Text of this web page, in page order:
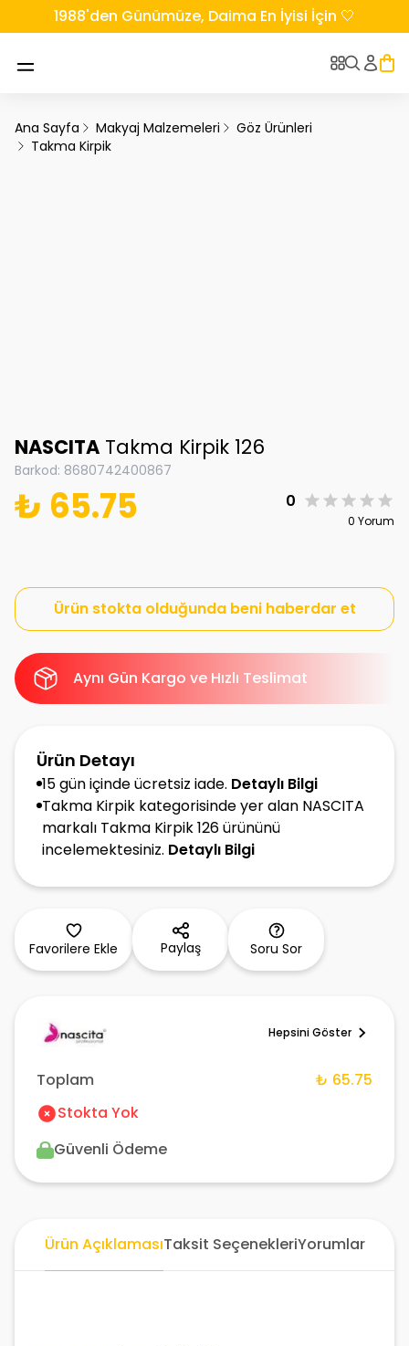
1988'den Günümüze, Daima En İyisi İçin 🤍
Ana Sayfa Makyaj Malzemeleri
Göz Ürünleri
Takma Kirpik
NASCITA Takma Kirpik 126
Barkod: 8680742400867
₺ 65.75 0
0 Yorum
Ürün stokta olduğunda beni haberdar et
Aynı Gün Kargo ve Hızlı Teslimat
Ürün Detayı
15 gün içinde ücretsiz iade. Detaylı Bilgi
Takma Kirpik kategorisinde yer alan NASCITA
markalı Takma Kirpik 126 ürününü
incelemektesiniz. Detaylı Bilgi
Favorilere Ekle Paylaş Soru Sor
Hepsini Göster
Toplam
₺ 65.75
Stokta Yok
Güvenli Ödeme
Ürün AçıklamasıTaksit SeçenekleriYorumlar